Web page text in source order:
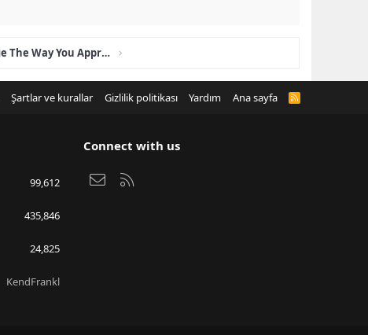
How 6 Things Will Change The Way You Approach Bioheal Cbd Gummies
Şartlar ve kurallar Gizlilik politikası Yardım Ana sayfa
R
99,612
435,846
24,825
KendFrankl
Connect with us
Bize ulaşın